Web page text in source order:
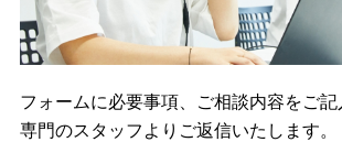
フォームに必要事項、ご相談内容をご記
専門のスタッフよりご返信いたします。